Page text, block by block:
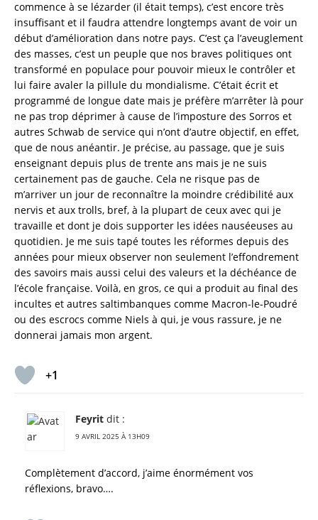
commence à se lézarder (il était temps), c’est encore très
insuffisant et il faudra attendre longtemps avant de voir un
début d’amélioration dans notre pays. C’est ça l’aveuglement
des masses, c’est un peuple que nos braves politiques ont
transformé en populace pour pouvoir mieux le contrôler et
lui faire avaler la pillule du mondialisme. C’était écrit et
programmé de longue date mais je préfère m’arrêter là pour
ne pas trop déprimer à cause de l’imposture des Sorros et
autres Schwab de service qui n’ont d’autre objectif, en effet,
que de nous anéantir. Je précise, au passage, que je suis
enseignant depuis plus de trente ans mais je ne suis
certainement pas de gauche. Cela ne risque pas de
m’arriver un jour de reconnaître la moindre crédibilité aux
nervis et aux trolls, bref, à la plupart de ceux avec qui je
travaille et dont je dois supporter les idées nauséeuses au
quotidien. Je me suis tapé toutes les réformes depuis des
années pour mieux observer non seulement l’effondrement
des savoirs mais aussi celui des valeurs et la déchéance de
l’école française. Voilà, en gros, ce qui a produit au final des
incultes et autres saltimbanques comme Macron-le-Poudré
ou des escrocs comme Niels à qui, je vous rassure, je ne
donnerai jamais mon argent.
+1
Feyrit dit :
9 AVRIL 2025 À 13H09
Complètement d’accord, j’aime énormément vos
réflexions, bravo….